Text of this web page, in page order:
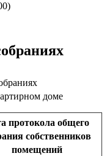
доме
протокола общего
собственников
помещений